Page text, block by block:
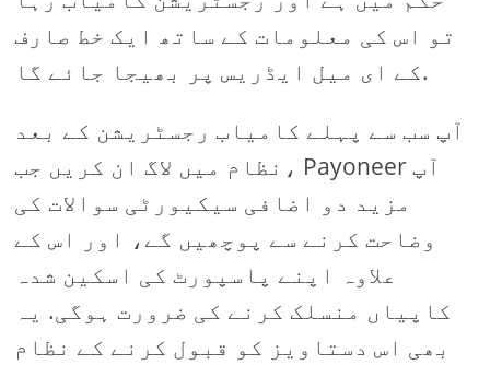
تو اس کی معلومات کے ساتھ ایک خط صارف
کے ای میل ایڈریس پر بھیجا جائے گا.
آپ سب سے پہلے کامیاب رجسٹریشن کے بعد
نظام میں لاگ ان کریں جب، Payoneer آپ
مزید دو اضافی سیکیورٹی سوالات کی
وضاحت کرنے سے پوچھیں گے، اور اس کے
علاوہ اپنے پاسپورٹ کی اسکین شدہ
کاپیاں منسلک کرنے کی ضرورت ہوگی. یہ
بھی اس دستاویز کو قبول کرنے کے نظام